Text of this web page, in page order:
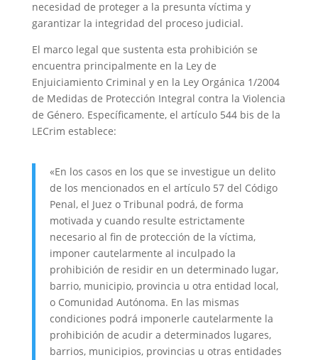
necesidad de proteger a la presunta víctima y
garantizar la integridad del proceso judicial.
El marco legal que sustenta esta prohibición se
encuentra principalmente en la Ley de
Enjuiciamiento Criminal y en la Ley Orgánica 1/2004
de Medidas de Protección Integral contra la Violencia
de Género. Específicamente, el artículo 544 bis de la
LECrim establece:
«En los casos en los que se investigue un delito
de los mencionados en el artículo 57 del Código
Penal, el Juez o Tribunal podrá, de forma
motivada y cuando resulte estrictamente
necesario al fin de protección de la víctima,
imponer cautelarmente al inculpado la
prohibición de residir en un determinado lugar,
barrio, municipio, provincia u otra entidad local,
o Comunidad Autónoma. En las mismas
condiciones podrá imponerle cautelarmente la
prohibición de acudir a determinados lugares,
barrios, municipios, provincias u otras entidades